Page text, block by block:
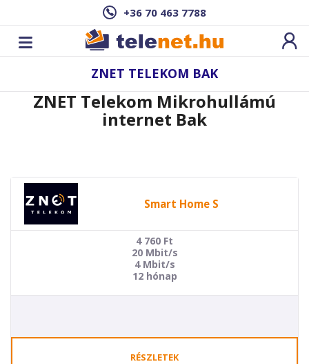
+36 70 463 7788
ZNET TELEKOM BAK
ZNET Telekom Mikrohullámú
internet Bak
Smart Home S
4 760 Ft
20 Mbit/s
4 Mbit/s
12 hónap
RÉSZLETEK